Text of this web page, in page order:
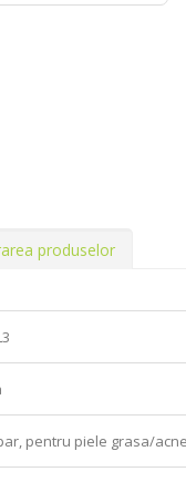
produselor
pentru piele grasa/